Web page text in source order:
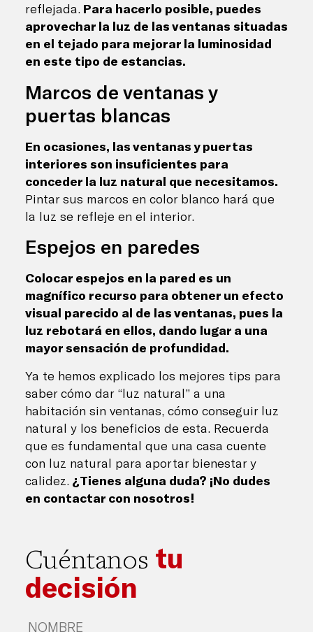
reflejada. Para hacerlo posible, puedes
aprovechar la luz de las ventanas situadas
en el tejado para mejorar la luminosidad
en este tipo de estancias.
Marcos de ventanas y
puertas blancas
En ocasiones, las ventanas y puertas
interiores son insuficientes para
conceder la luz natural que necesitamos.
Pintar sus marcos en color blanco hará que
la luz se refleje en el interior.
Espejos en paredes
Colocar espejos en la pared es un
magnífico recurso para obtener un efecto
visual parecido al de las ventanas, pues la
luz rebotará en ellos, dando lugar a una
mayor sensación de profundidad.
Ya te hemos explicado los mejores tips para
saber cómo dar “luz natural” a una
habitación sin ventanas, cómo conseguir luz
natural y los beneficios de esta. Recuerda
que es fundamental que una casa cuente
con luz natural para aportar bienestar y
calidez. ¿Tienes alguna duda? ¡No dudes
en contactar con nosotros!
Cuéntanos tu
decisión